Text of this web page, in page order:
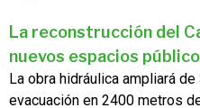
La reconstrucción del
nuevos espacios
La obra hidráulica ampliará
evacuación en 2400 metros